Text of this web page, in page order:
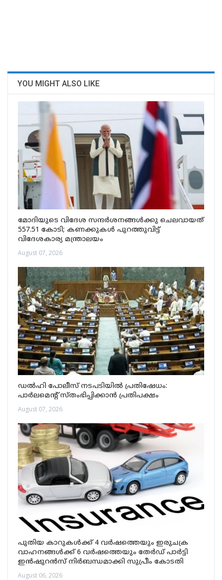
YOU MIGHT ALSO LIKE
മോദിയുടെ വിദേശ സന്ദർശനങ്ങൾക്കു ചെലവായത്
557.51 കോടി; കണക്കുകൾ പുറത്തുവിട്ട്
വിദേശകാര്യ മന്ത്രാലയം
August 07, 2026
ഡൽഹി പോലീസ് നടപടിയിൽ പ്രതിഷേധം:
പാർലമെന്റ് സ്തംഭിപ്പിക്കാൻ പ്രതിപക്ഷം
August 07, 2026
പുതിയ കാറുകൾക്ക് 4 വർഷത്തെയും ഇരുചക്ര
വാഹനങ്ങൾക്ക് 6 വർഷത്തെയും തേർഡ് പാർട്ടി
ഇൻഷുറൻസ് നിർബന്ധമാക്കി സുപ്രീം കോടതി
August 06, 2026